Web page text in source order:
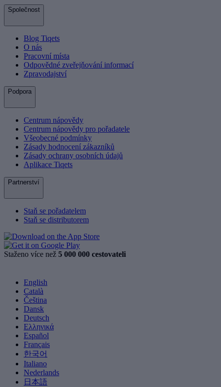
Společnost
Blog Tiqets
O nás
Pracovní místa
Odpovědné zveřejňování informací
Zpravodajství
Podpora
Centrum nápovědy
Centrum nápovědy pro pořadatele
Všeobecné podmínky
Zásady hodnocení zákazníků
Zásady ochrany osobních údajů
Aplikace Tiqets
Partnerství
Staň se pořadatelem
Staň se distributorem
Staženo více než 5 000 000 cestovateli
English
Català
Čeština
Dansk
Deutsch
Ελληνικά
Español
Français
한국어
Italiano
Nederlands
日本語